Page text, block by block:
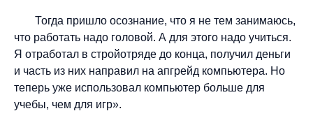
Тогда пришло осознание, что я не тем занимаюсь,
что работать надо головой. А для этого надо учиться.
Я отработал в стройотряде до конца, получил деньги
и часть из них направил на апгрейд компьютера. Но
теперь уже использовал компьютер больше для
учебы, чем для игр».